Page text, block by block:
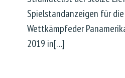
Spielstandanzeigen für
Wettkämpfeder
2019 in[…]